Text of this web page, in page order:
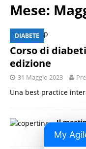
Mese:
DIABETE
Corso di
edizione
31 Maggio 2023
Una best practice
Il
My